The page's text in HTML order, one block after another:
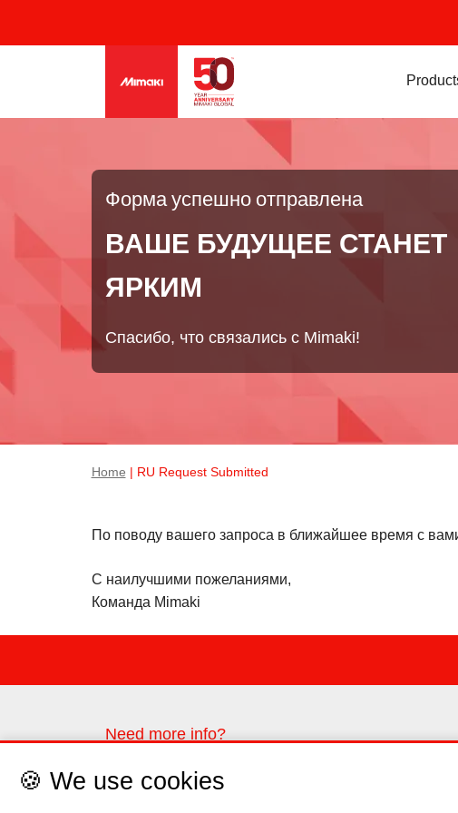
Форма успешно отправлена
ВАШЕ БУДУЩЕЕ СТАНЕТ
ЯРКИМ
Спасибо, что связались с Mimaki!
Home | RU Request Submitted
По поводу вашего запроса в ближайшее время с
С наилучшими пожеланиями,
Команда Mimaki
Need more info?
🍪 We use cookies